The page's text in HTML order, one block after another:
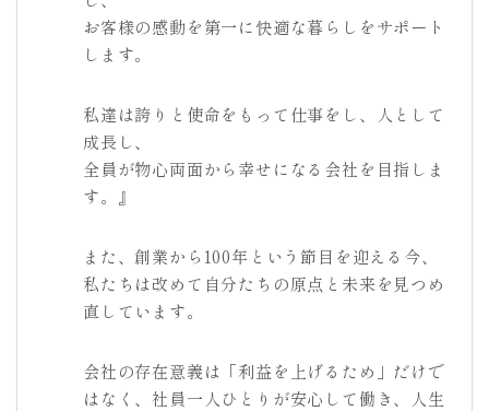
お客様の感動を第一に快適な暮らしをサポート
します。
私達は誇りと使命をもって仕事をし、人として
成長し、
全員が物心両面から幸せになる会社を目指しま
す。』
また、創業から100年という節目を迎える今、
私たちは改めて自分たちの原点と未来を見つめ
直しています。
会社の存在意義は「利益を上げるため」だけで
はなく、社員一人ひとりが安心して働き、人生